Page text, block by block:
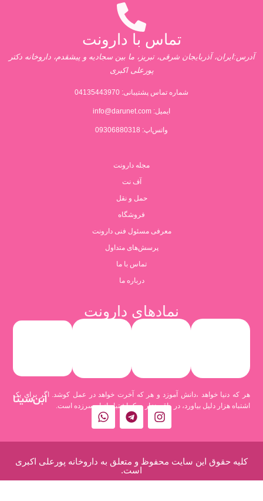
تماس با دارونت
آدرس:ایران، آذربایجان شرقی، تبریز، ما بین سجادیه و پیشقدم، داروخانه دکتر
پورعلی اکبری
شماره تماس پشتیبانی: 04135443970
ایمیل: info@darunet.com
واتس‌اپ: 09306880318
مجله دارونت
آف نت
حمل و نقل
فروشگاه
معرفی مسئول فنی دارونت
پرسش‌های متداول
تماس با ما
درباره ما
نمادهای دارونت
هر که دنیا خواهد ،دانش آموزد و هر که آخرت خواهد در عمل کوشد. اگر برای یک
اشتباه هزار دلیل بیاورد، در واقع هزار و یک اشتباه از او سرزده است.
ابن‌سینا
کلیه حقوق این سایت محفوظ و متعلق به داروخانه پورعلی اکبری
است.